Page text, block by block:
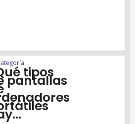
tipos
pantallas